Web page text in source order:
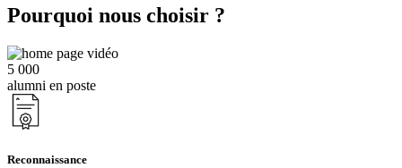
Pourquoi nous choisir ?
5 000
alumni en poste
Reconnaissance